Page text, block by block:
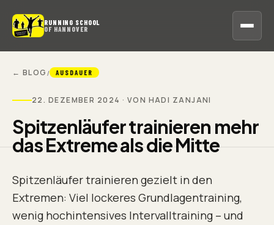
RUNNING SCHOOL
OF HANNOVER
← BLOG / AUSDAUER
22. DEZEMBER 2024 · VON HADI ZANJANI
Spitzenläufer trainieren mehr
das Extreme als die Mitte
Spitzenläufer trainieren gezielt in den
Extremen: Viel lockeres Grundlagentraining,
wenig hochintensives Intervalltraining – und